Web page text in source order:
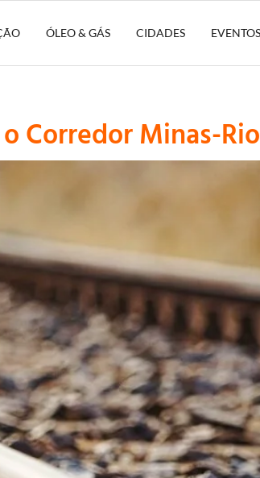
ÓLEO & GÁS CIDADES EVENTOS
Corredor Minas-Rio